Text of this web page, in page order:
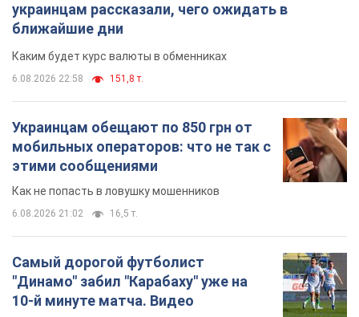
украинцам рассказали, чего ожидать в
ближайшие дни
Каким будет курс валюты в обменниках
6.08.2026 22:58 151,8 т.
Украинцам обещают по 850 грн от
мобильных операторов: что не так с
этими сообщениями
Как не попасть в ловушку мошенников
6.08.2026 21:02 16,5 т.
Самый дорогой футболист
"Динамо" забил "Карабаху" уже на
10-й минуте матча. Видео